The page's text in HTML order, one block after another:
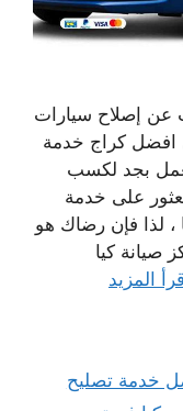
عن إصلاح سيارات
افضل كراج خدمة
بجد لكسب
على خدمة
، لذا فإن رضاك ​​هو
صيانة كيا
المزيد
خدمة تصليح